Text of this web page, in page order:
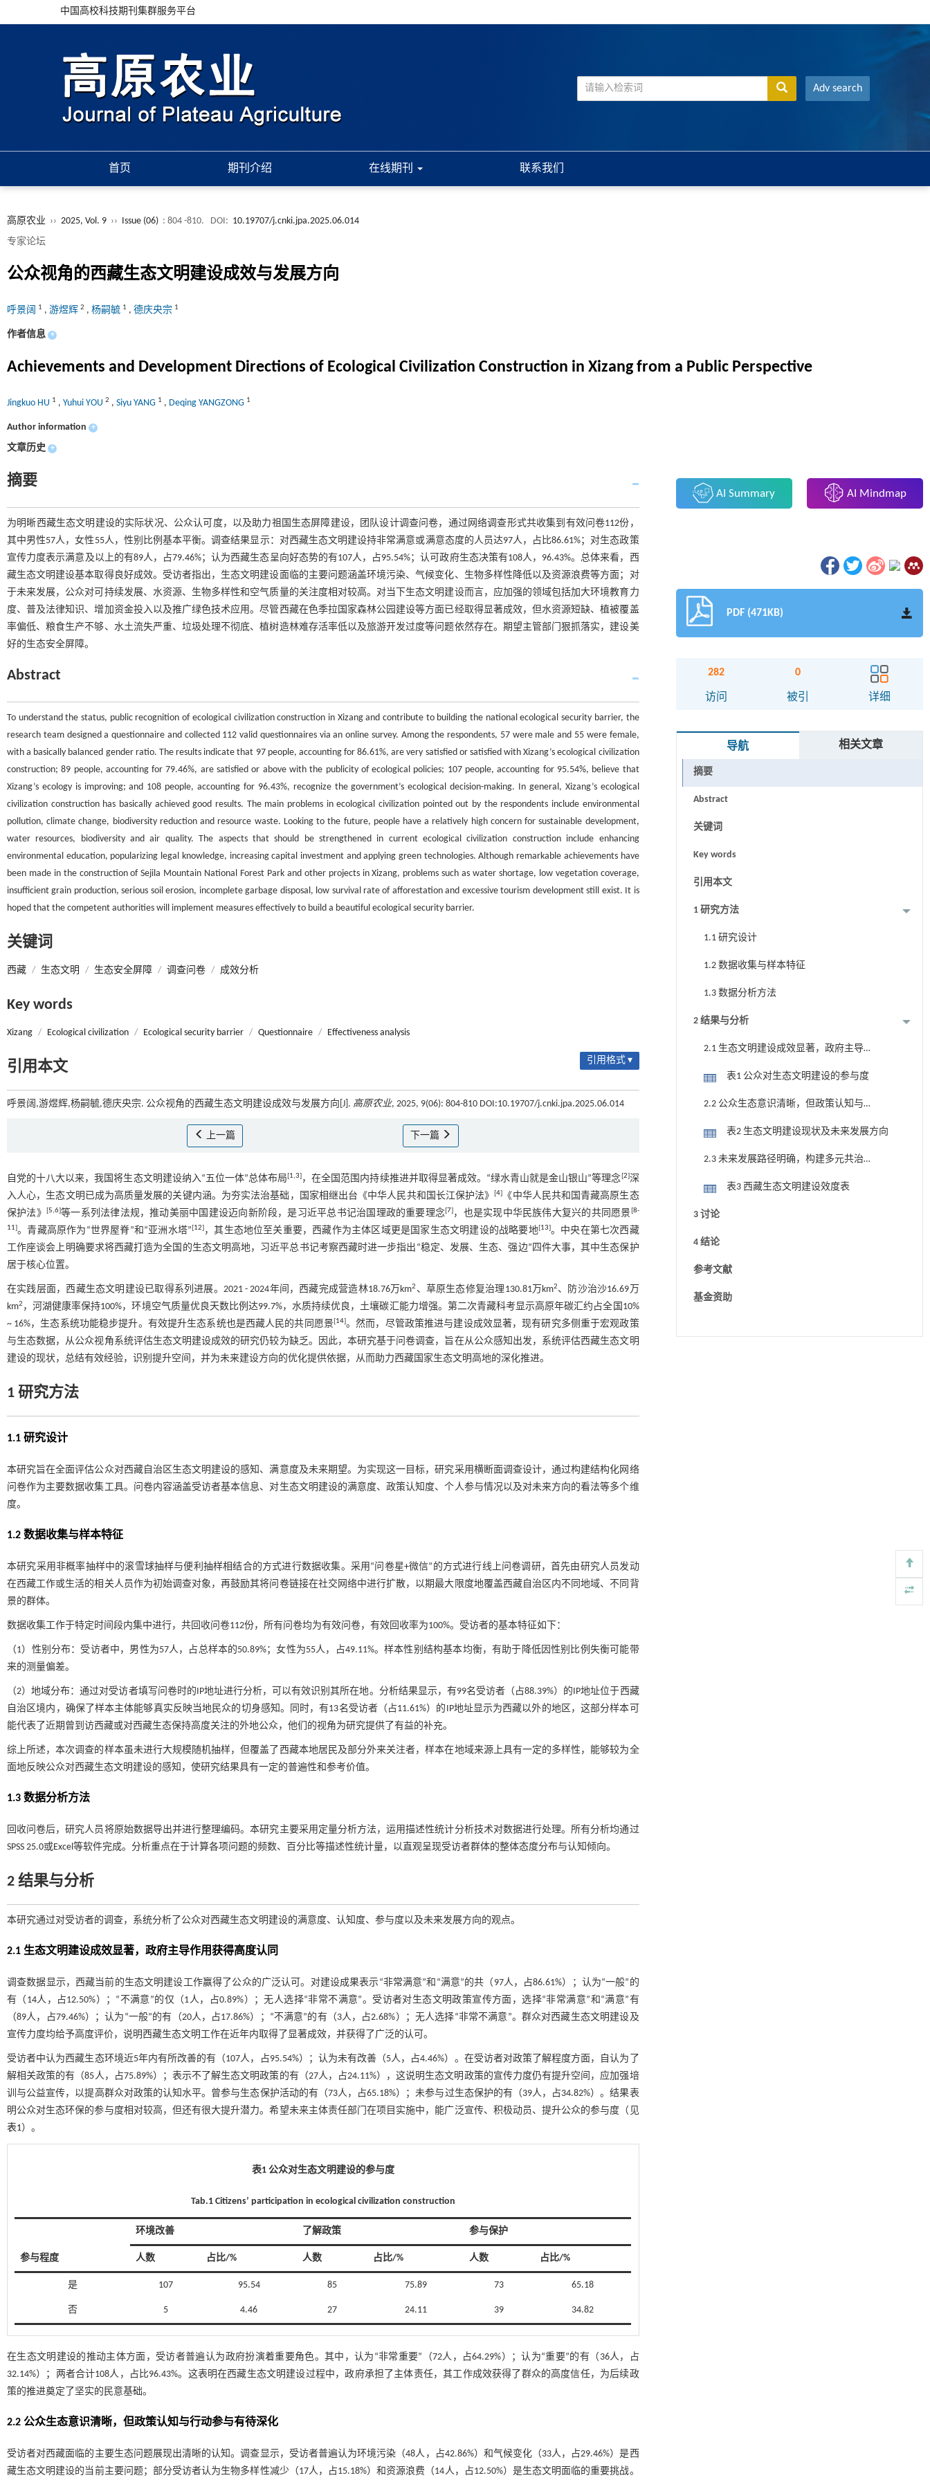
中国高校科技期刊集群服务平台
Adv search
首页 期刊介绍 在线期刊 联系我们
高原农业 ›› 2025, Vol. 9 ›› Issue (06) : 804 -810. DOI: 10.19707/j.cnki.jpa.2025.06.014
专家论坛
公众视角的西藏生态文明建设成效与发展方向
呼景阔 1 , 游煜辉 2 , 杨嗣毓 1 , 德庆央宗 1
作者信息 +
Achievements and Development Directions of Ecological Civilization Construction in Xizang from a Public Perspective
Jingkuo HU 1 , Yuhui YOU 2 , Siyu YANG 1 , Deqing YANGZONG 1
Author information +
文章历史 +
摘要
为明晰西藏生态文明建设的实际状况、公众认可度，以及助力祖国生态屏障建设，团队设计调查问卷，通过网络调查形式共收集到有效问卷112份，
其中男性57人，女性55人，性别比例基本平衡。调查结果显示：对西藏生态文明建设持非常满意或满意态度的人员达97人，占比86.61%；对生态政策
宣传力度表示满意及以上的有89人，占79.46%；认为西藏生态呈向好态势的有107人，占95.54%；认可政府生态决策有108人，96.43%。总体来看，西
藏生态文明建设基本取得良好成效。受访者指出，生态文明建设面临的主要问题涵盖环境污染、气候变化、生物多样性降低以及资源浪费等方面；对
于未来发展，公众对可持续发展、水资源、生物多样性和空气质量的关注度相对较高。对当下生态文明建设而言，应加强的领域包括加大环境教育力
度、普及法律知识、增加资金投入以及推广绿色技术应用。尽管西藏在色季拉国家森林公园建设等方面已经取得显著成效，但水资源短缺、植被覆盖
率偏低、粮食生产不够、水土流失严重、垃圾处理不彻底、植树造林难存活率低以及旅游开发过度等问题依然存在。期望主管部门狠抓落实，建设美
好的生态安全屏障。
Abstract
To understand the status, public recognition of ecological civilization construction in Xizang and contribute to building the national ecological security barrier, the
research team designed a questionnaire and collected 112 valid questionnaires via an online survey. Among the respondents, 57 were male and 55 were female,
with a basically balanced gender ratio. The results indicate that 97 people, accounting for 86.61%, are very satisfied or satisfied with Xizang’s ecological civilization
construction; 89 people, accounting for 79.46%, are satisfied or above with the publicity of ecological policies; 107 people, accounting for 95.54%, believe that
Xizang’s ecology is improving; and 108 people, accounting for 96.43%, recognize the government’s ecological decision-making. In general, Xizang’s ecological
civilization construction has basically achieved good results. The main problems in ecological civilization pointed out by the respondents include environmental
pollution, climate change, biodiversity reduction and resource waste. Looking to the future, people have a relatively high concern for sustainable development,
water resources, biodiversity and air quality. The aspects that should be strengthened in current ecological civilization construction include enhancing
environmental education, popularizing legal knowledge, increasing capital investment and applying green technologies. Although remarkable achievements have
been made in the construction of Sejila Mountain National Forest Park and other projects in Xizang, problems such as water shortage, low vegetation coverage,
insufficient grain production, serious soil erosion, incomplete garbage disposal, low survival rate of afforestation and excessive tourism development still exist. It is
hoped that the competent authorities will implement measures effectively to build a beautiful ecological security barrier.
关键词
西藏 / 生态文明 / 生态安全屏障 / 调查问卷 / 成效分析
Key words
Xizang / Ecological civilization / Ecological security barrier / Questionnaire / Effectiveness analysis
引用本文 引用格式 ▾
呼景阔,游煜辉,杨嗣毓,德庆央宗. 公众视角的西藏生态文明建设成效与发展方向[J]. 高原农业, 2025, 9(06): 804-810 DOI:10.19707/j.cnki.jpa.2025.06.014
上一篇 下一篇
自党的十八大以来，我国将生态文明建设纳入“五位一体”总体布局[1,3] ，在全国范围内持续推进并取得显著成效。“绿水青山就是金山银山”等理念[2]深
入人心，生态文明已成为高质量发展的关键内涵。为夯实法治基础，国家相继出台《中华人民共和国长江保护法》[4]
《中华人民共和国青藏高原生态
保护法》
[5,6]等一系列法律法规，推动美丽中国建设迈向新阶段，是习近平总书记治国理政的重要理念[7] ，也是实现中华民族伟大复兴的共同愿景[8-
11]。青藏高原作为“世界屋脊”和“亚洲水塔”[12]，其生态地位至关重要，西藏作为主体区域更是国家生态文明建设的战略要地[13]。中央在第七次西藏
工作座谈会上明确要求将西藏打造为全国的生态文明高地，习近平总书记考察西藏时进一步指出“稳定、发展、生态、强边”四件大事，其中生态保护
居于核心位置。
在实践层面，西藏生态文明建设已取得系列进展。2021 - 2024年间，西藏完成营造林18.76万km2 、草原生态修复治理130.81万km2、防沙治沙16.69万
km2 ，河湖健康率保持100%，环境空气质量优良天数比例达99.7%，水质持续优良，土壤碳汇能力增强。第二次青藏科考显示高原年碳汇约占全国10%
~ 16%，生态系统功能稳步提升。有效提升生态系统也是西藏人民的共同愿景[14]。然而，尽管政策推进与建设成效显著，现有研究多侧重于宏观政策
与生态数据，从公众视角系统评估生态文明建设成效的研究仍较为缺乏。因此，本研究基于问卷调查，旨在从公众感知出发，系统评估西藏生态文明
建设的现状，总结有效经验，识别提升空间，并为未来建设方向的优化提供依据，从而助力西藏国家生态文明高地的深化推进。
1 研究方法
1.1 研究设计
本研究旨在全面评估公众对西藏自治区生态文明建设的感知、满意度及未来期望。为实现这一目标，研究采用横断面调查设计，通过构建结构化网络
问卷作为主要数据收集工具。问卷内容涵盖受访者基本信息、对生态文明建设的满意度、政策认知度、个人参与情况以及对未来方向的看法等多个维
度。
1.2 数据收集与样本特征
本研究采用非概率抽样中的滚雪球抽样与便利抽样相结合的方式进行数据收集。采用“问卷星+微信”的方式进行线上问卷调研，首先由研究人员发动
在西藏工作或生活的相关人员作为初始调查对象，再鼓励其将问卷链接在社交网络中进行扩散，以期最大限度地覆盖西藏自治区内不同地域、不同背
景的群体。
数据收集工作于特定时间段内集中进行，共回收问卷112份，所有问卷均为有效问卷，有效回收率为100%。受访者的基本特征如下：
（1）性别分布：受访者中，男性为57人，占总样本的50.89%；女性为55人，占49.11%。样本性别结构基本均衡，有助于降低因性别比例失衡可能带
来的测量偏差。
（2）地域分布：通过对受访者填写问卷时的IP地址进行分析，可以有效识别其所在地。分析结果显示，有99名受访者（占88.39%）的IP地址位于西藏
自治区境内，确保了样本主体能够真实反映当地民众的切身感知。同时，有13名受访者（占11.61%）的IP地址显示为西藏以外的地区，这部分样本可
能代表了近期曾到访西藏或对西藏生态保持高度关注的外地公众，他们的视角为研究提供了有益的补充。
综上所述，本次调查的样本虽未进行大规模随机抽样，但覆盖了西藏本地居民及部分外来关注者，样本在地域来源上具有一定的多样性，能够较为全
面地反映公众对西藏生态文明建设的感知，使研究结果具有一定的普遍性和参考价值。
1.3 数据分析方法
回收问卷后，研究人员将原始数据导出并进行整理编码。本研究主要采用定量分析方法，运用描述性统计分析技术对数据进行处理。所有分析均通过
SPSS 25.0或Excel等软件完成。分析重点在于计算各项问题的频数、百分比等描述性统计量，以直观呈现受访者群体的整体态度分布与认知倾向。
2 结果与分析
本研究通过对受访者的调查，系统分析了公众对西藏生态文明建设的满意度、认知度、参与度以及未来发展方向的观点。
2.1 生态文明建设成效显著，政府主导作用获得高度认同
调查数据显示，西藏当前的生态文明建设工作赢得了公众的广泛认可。对建设成果表示“非常满意”和“满意”的共（97人，占86.61%）；认为“一般”的
有（14人，占12.50%）；“不满意”的仅（1人，占0.89%）；无人选择“非常不满意”。受访者对生态文明政策宣传方面，选择“非常满意”和“满意”有
（89人，占79.46%）；认为“一般”的有（20人，占17.86%）；“不满意”的有（3人，占2.68%）；无人选择“非常不满意”。群众对西藏生态文明建设及
宣传力度均给予高度评价，说明西藏生态文明工作在近年内取得了显著成效，并获得了广泛的认可。
受访者中认为西藏生态环境近5年内有所改善的有（107人，占95.54%）；认为未有改善（5人，占4.46%）。在受访者对政策了解程度方面，自认为了
解相关政策的有（85人，占75.89%）；表示不了解生态文明政策的有（27人，占24.11%），这说明生态文明政策的宣传力度仍有提升空间，应加强培
训与公益宣传，以提高群众对政策的认知水平。曾参与生态保护活动的有（73人，占65.18%）；未参与过生态保护的有（39人，占34.82%）。结果表
明公众对生态环保的参与度相对较高，但还有很大提升潜力。希望未来主体责任部门在项目实施中，能广泛宣传、积极动员、提升公众的参与度（见
表1）。
表1 公众对生态文明建设的参与度
Tab.1 Citizens’ participation in ecological civilization construction
参与程度
环境改善 了解政策 参与保护
人数 占比/% 人数 占比/% 人数 占比/%
是 107 95.54 85 75.89 73 65.18
否 5 4.46 27 24.11 39 34.82
在生态文明建设的推动主体方面，受访者普遍认为政府扮演着重要角色。其中，认为“非常重要”（72人，占64.29%）；认为“重要”的有（36人，占
32.14%）；两者合计108人，占比96.43%。这表明在西藏生态文明建设过程中，政府承担了主体责任，其工作成效获得了群众的高度信任，为后续政
策的推进奠定了坚实的民意基础。
2.2 公众生态意识清晰，但政策认知与行动参与有待深化
受访者对西藏面临的主要生态问题展现出清晰的认知。调查显示，受访者普遍认为环境污染（48人，占42.86%）和气候变化（33人，占29.46%）是西
藏生态文明建设的当前主要问题；部分受访者认为生物多样性减少（17人，占15.18%）和资源浪费（14人，占12.50%）是生态文明面临的重要挑战。
AI Summary AI Mindmap
PDF (471KB)
282
访问
0
被引 详细
导航 相关文章
摘要
Abstract
关键词
Key words
引用本文
1 研究方法
1.1 研究设计
1.2 数据收集与样本特征
1.3 数据分析方法
2 结果与分析
2.1 生态文明建设成效显著，政府主导
表1 公众对生态文明建设的参与度
2.2 公众生态意识清晰，但政策认知与
表2 生态文明建设现状及未来发展方向
2.3 未来发展路径明确，构建多元共治
表3 西藏生态文明建设效度表
3 讨论
4 结论
参考文献
基金资助
Valeric Acid Levels to Protect the Mucosal Barrier